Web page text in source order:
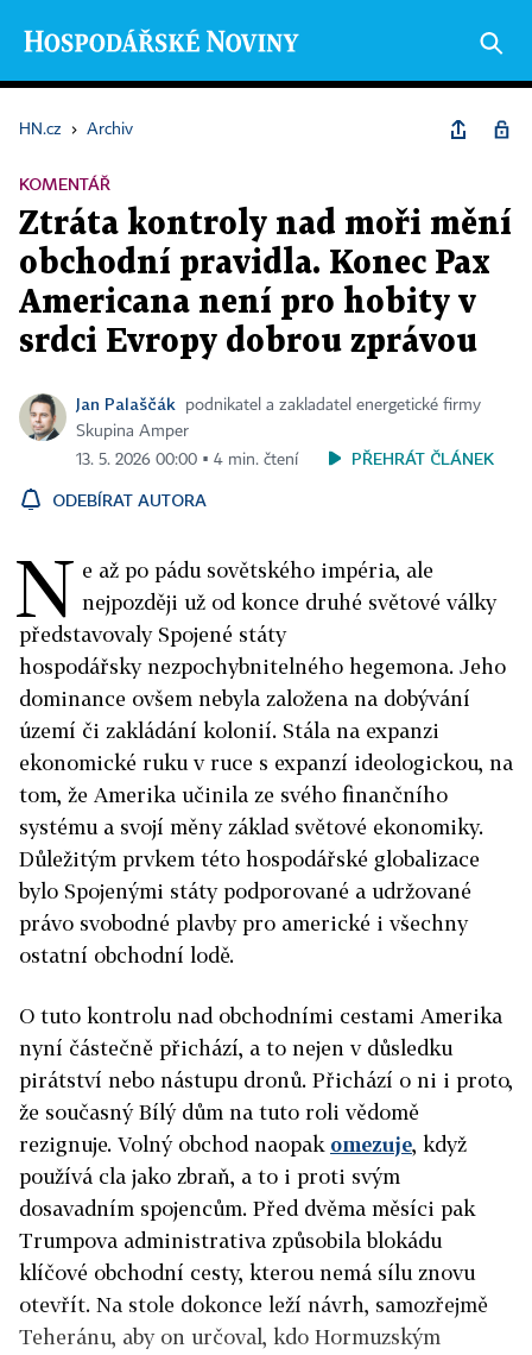
HN.cz › Archiv
KOMENTÁŘ
Ztráta kontroly nad moři mění
obchodní pravidla. Konec Pax
Americana není pro hobity v
srdci Evropy dobrou zprávou
Jan Palaščák
podnikatel a zakladatel energetické firmy
Skupina Amper
13. 5. 2026 00:00 ▪ 4 min. čtení
PŘEHRÁT ČLÁNEK
ODEBÍRAT AUTORA
N e až po pádu sovětského impéria, ale
nejpozději už od konce druhé světové války
představovaly Spojené státy
hospodářsky nezpochybnitelného hegemona. Jeho
dominance ovšem nebyla založena na dobývání
území či zakládání kolonií. Stála na expanzi
ekonomické ruku v ruce s expanzí ideologickou, na
tom, že Amerika učinila ze svého finančního
systému a svojí měny základ světové ekonomiky.
Důležitým prvkem této hospodářské globalizace
bylo Spojenými státy podporované a udržované
právo svobodné plavby pro americké i všechny
ostatní obchodní lodě.
O tuto kontrolu nad obchodními cestami Amerika
nyní částečně přichází, a to nejen v důsledku
pirátství nebo nástupu dronů. Přichází o ni i proto,
že současný Bílý dům na tuto roli vědomě
rezignuje. Volný obchod naopak omezuje, když
používá cla jako zbraň, a to i proti svým
dosavadním spojencům. Před dvěma měsíci pak
Trumpova administrativa způsobila blokádu
klíčové obchodní cesty, kterou nemá sílu znovu
otevřít. Na stole dokonce leží návrh, samozřejmě
Teheránu, aby on určoval, kdo Hormuzským